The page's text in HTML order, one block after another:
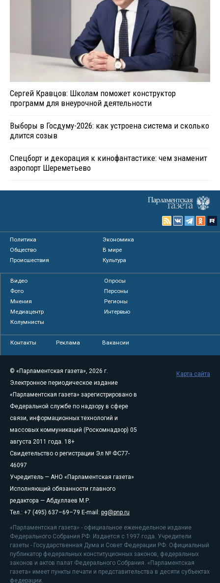
Сергей Кравцов: Школам поможет конструктор
программ для внеурочной деятельности
Выборы в Госдуму-2026: как устроена система и сколько
длится созыв
Спецборт и декорация к кинофантастике: чем знаменит
аэропорт Шереметьево
Политика
Экономика
Общество
В мире
Происшествия
Культура
Видео
Опросы
Фото
Персоны
Мнения
Регионы
Медиацентр
Интервью
Колумнисты
Контакты Реклама Вакансии
© «Парламентская газета», 2026 г.
Электронное периодическое издание
«Парламентская газета» зарегистрировано в
Федеральной службе по надзору в сфере
связи, информационных технологий и
массовых коммуникаций (Роскомнадзор) 05
августа 2011 года. 18+
Свидетельство о регистрации Эл № ФС77-
46097
Учредитель — АНО «Парламентская газета»
Исполняющий обязанности главного
редактора — Абдуллаев М.Р.
Тел.: +7 (495) 637–69–79 E-mail: pg@pnp.ru
«Парламентская газета» - официальное еженедельное издание
Федерального Собрания РФ. Издается с 1997 года. Учредители
газеты - Государственная Дума и Совет Федерации РФ. Официальный
публикатор федеральных конституционных законов, федеральных
законов и актов палат Федерального Собрания. «Парламентская
газета» имеет пункты печати и представительства в десяти субъектах
федерации.
Карта сайта